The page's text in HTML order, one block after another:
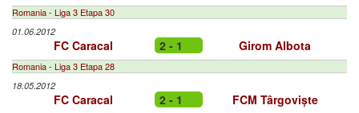
Romania - Liga 3 Etapa 30
01.06.2012
FC Caracal 2 - 1 Girom Albota
Romania - Liga 3 Etapa 28
18.05.2012
FC Caracal 2 - 1 FCM Târgoviște